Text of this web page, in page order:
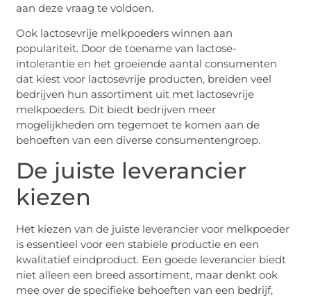
aan deze vraag te voldoen.
Ook lactosevrije melkpoeders winnen aan
populariteit. Door de toename van lactose-
intolerantie en het groeiende aantal consumenten
dat kiest voor lactosevrije producten, breiden veel
bedrijven hun assortiment uit met lactosevrije
melkpoeders. Dit biedt bedrijven meer
mogelijkheden om tegemoet te komen aan de
behoeften van een diverse consumentengroep.
De juiste leverancier
kiezen
Het kiezen van de juiste leverancier voor melkpoeder
is essentieel voor een stabiele productie en een
kwalitatief eindproduct. Een goede leverancier biedt
niet alleen een breed assortiment, maar denkt ook
mee over de specifieke behoeften van een bedrijf,